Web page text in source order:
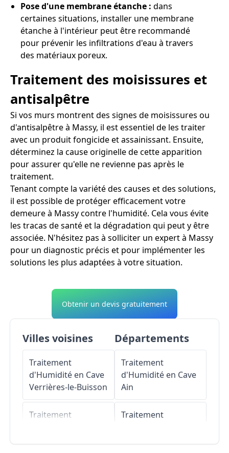
Pose d'une membrane étanche : dans
certaines situations, installer une membrane
étanche à l'intérieur peut être recommandé
pour prévenir les infiltrations d'eau à travers
des matériaux poreux.
Traitement des moisissures et
antisalpêtre
Si vos murs montrent des signes de moisissures ou
d'antisalpêtre à Massy, il est essentiel de les traiter
avec un produit fongicide et assainissant. Ensuite,
déterminez la cause originelle de cette apparition
pour assurer qu'elle ne revienne pas après le
traitement.
Tenant compte la variété des causes et des solutions,
il est possible de protéger efficacement votre
demeure à Massy contre l'humidité. Cela vous évite
les tracas de santé et la dégradation qui peut y être
associée. N'hésitez pas à solliciter un expert à Massy
pour un diagnostic précis et pour implémenter les
solutions les plus adaptées à votre situation.
Obtenir un devis gratuitement
Villes voisines
Traitement
d'Humidité en Cave
Verrières-le-Buisson
Traitement
Départements
Traitement
d'Humidité en Cave
Ain
Traitement